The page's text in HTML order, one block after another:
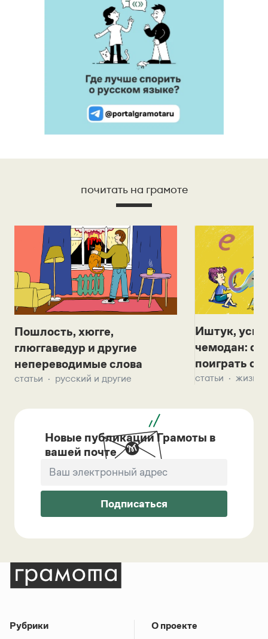
почитать на грамоте
Пошлость, хюгге,
глюггаведур и другие
непереводимые слова
статьи русский и другие
Иштук,
чемодан:
поиграть с
статьи жизнь
Новые публикации Грамоты в
вашей почте
Подписаться
Рубрики О проекте